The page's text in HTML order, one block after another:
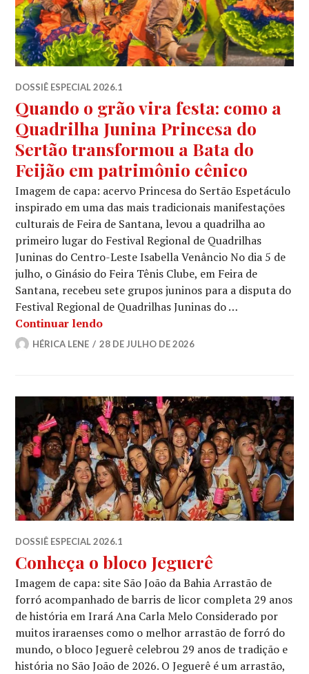
DOSSIÊ ESPECIAL 2026.1
Quando o grão vira festa: como a
Quadrilha Junina Princesa do
Sertão transformou a Bata do
Feijão em patrimônio cênico
Imagem de capa: acervo Princesa do Sertão Espetáculo
inspirado em uma das mais tradicionais manifestações
culturais de Feira de Santana, levou a quadrilha ao
primeiro lugar do Festival Regional de Quadrilhas
Juninas do Centro-Leste Isabella Venâncio No dia 5 de
julho, o Ginásio do Feira Tênis Clube, em Feira de
Santana, recebeu sete grupos juninos para a disputa do
Festival Regional de Quadrilhas Juninas do …
Continuar lendoQuando o grão vira festa: como a
HÉRICA LENE 28 DE JULHO DE 2026
DOSSIÊ ESPECIAL 2026.1
Conheça o bloco Jeguerê
Imagem de capa: site São João da Bahia Arrastão de
forró acompanhado de barris de licor completa 29 anos
de história em Irará Ana Carla Melo Considerado por
muitos iraraenses como o melhor arrastão de forró do
mundo, o bloco Jeguerê celebrou 29 anos de tradição e
história no São João de 2026. O Jeguerê é um arrastão,